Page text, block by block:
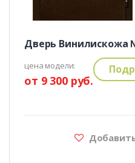
Дверь Винилискожа
цена модели:
от 9 300 руб.